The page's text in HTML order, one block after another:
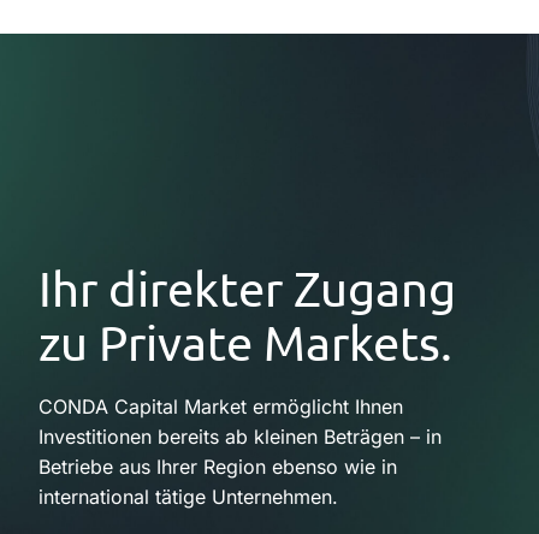
Ihr direkter Zugang
zu Private Markets.
CONDA Capital Market ermöglicht Ihnen
Investitionen bereits ab kleinen Beträgen – in
Betriebe aus Ihrer Region ebenso wie in
international tätige Unternehmen.